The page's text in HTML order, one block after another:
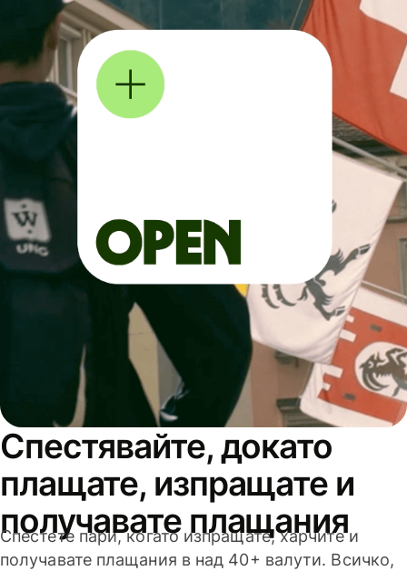
Спестявайте, докато
плащате, изпращате и
получавате плащания
Спестете пари, когато изпращате, харчите и
получавате плащания в над 40+ валути. Всичко,